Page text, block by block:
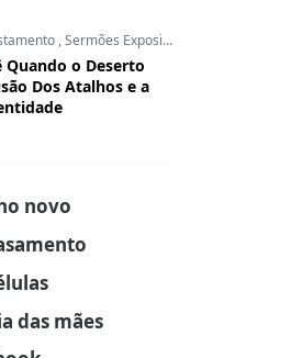
,Sermões Expositivos
Quando o Deserto
Dos Atalhos e a
novo
das mães